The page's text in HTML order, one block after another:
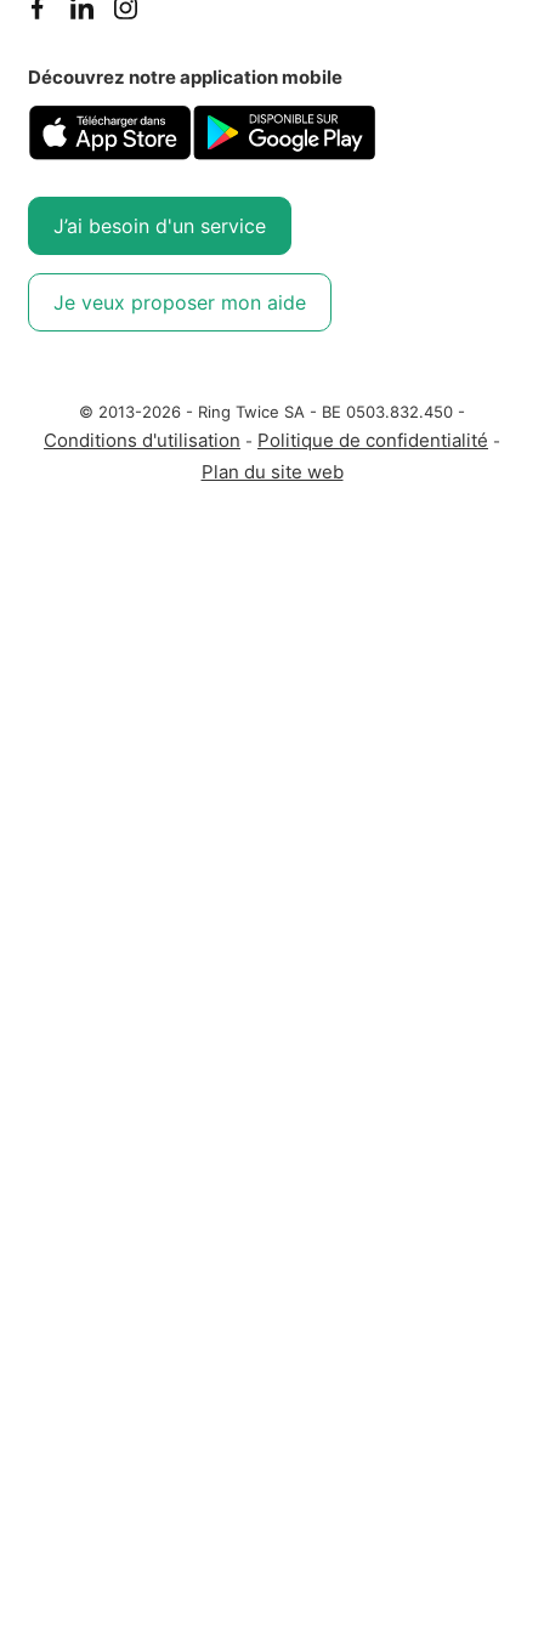
Découvrez notre application mobile
J’ai besoin d'un service
Je veux proposer mon aide
© 2013-2026 - Ring Twice SA - BE 0503.832.450 -
Conditions d'utilisation - Politique de confidentialité -
Plan du site web